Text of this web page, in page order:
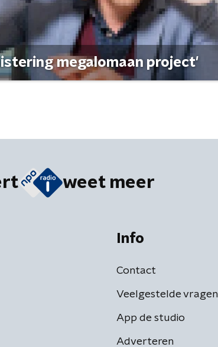
megalomaan project'
weet meer
Info
Contact
Veelgestelde vragen
App de studio
Adverteren